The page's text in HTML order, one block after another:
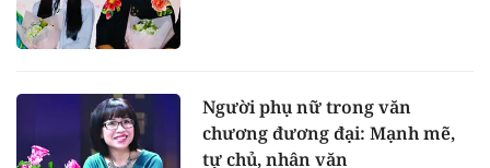
Người phụ nữ trong văn
chương đương đại: Mạnh mẽ,
tự chủ, nhân văn